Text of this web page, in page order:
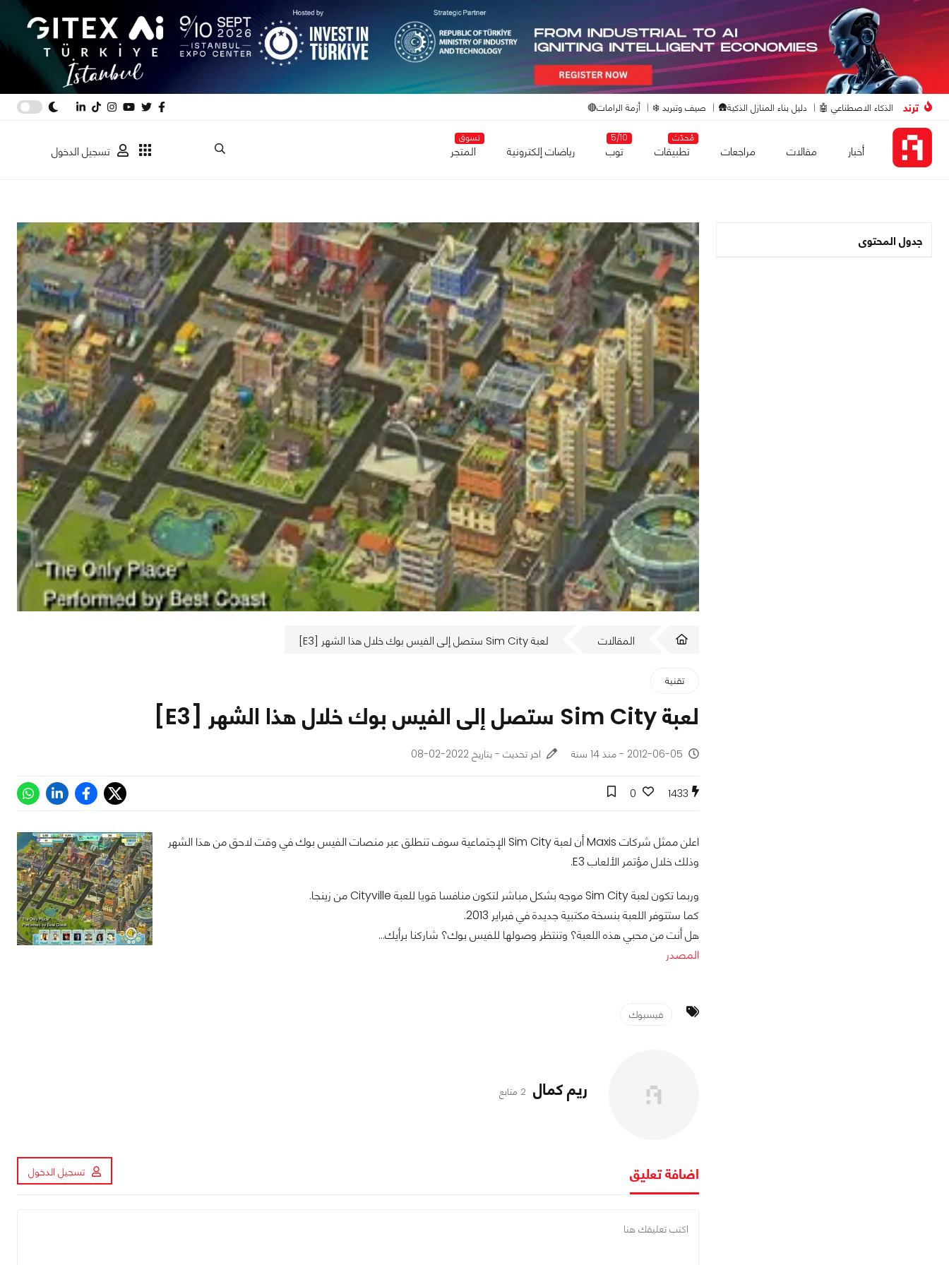
ترند الذكاء الاصطناعي 🤖 دليل بناء المنازل الذكية🛖 صيف وتبريد ❄️ أزمة الرامات🔴
أخبار مقالات مراجعات
مُحدّث
تطبيقات
5/10
توب رياضات إلكترونية
تسوق
المتجر تسجيل الدخول
جدول المحتوى
المقالات لعبة Sim City ستصل إلى الفيس بوك خلال هذا الشهر [E3]
تقنية
لعبة Sim City ستصل إلى الفيس بوك خلال هذا الشهر [E3]
2012-06-05 - منذ 14 سنة اخر تحديث - بتاريخ 2022-02-08
1433
0
اعلن ممثل شركات Maxis أن لعبة Sim City الإجتماعية سوف تنطلق عبر منصات الفيس بوك في وقت لاحق من هذا الشهر
وذلك خلال مؤتمر الألعاب E3.
وربما تكون لعبة Sim City موجه بشكل مباشر لتكون منافسا قويا للعبة Cityville من زينجا.
كما ستتوفر اللعبة بنسخة مكتبية جديدة في فبراير 2013.
هل أنت من محبي هذه اللعبة؟ وتنتظر وصولها للفيس بوك؟ شاركنا برأيك...
المصدر
فيسبوك
ريم كمال 2 متابع
اضافة تعليق تسجيل الدخول